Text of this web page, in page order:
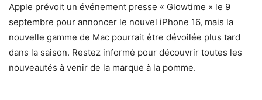
Apple prévoit un événement presse « Glowtime » le 9
septembre pour annoncer le nouvel iPhone 16, mais la
nouvelle gamme de Mac pourrait être dévoilée plus tard
dans la saison. Restez informé pour découvrir toutes les
nouveautés à venir de la marque à la pomme.